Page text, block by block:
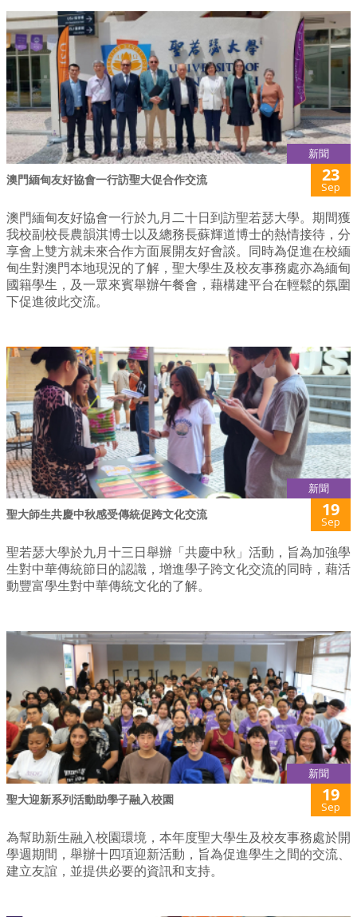
新聞
澳門緬甸友好協會一行訪聖大促合作交流 23
Sep
澳門緬甸友好協會一行於九月二十日到訪聖若瑟大學。期間獲
我校副校長農韻淇博士以及總務長蘇輝道博士的熱情接待，分
享會上雙方就未來合作方面展開友好會談。同時為促進在校緬
甸生對澳門本地現況的了解，聖大學生及校友事務處亦為緬甸
國籍學生，及一眾來賓舉辦午餐會，藉構建平台在輕鬆的氛圍
下促進彼此交流。
新聞
聖大師生共慶中秋感受傳統促跨文化交流 19
Sep
聖若瑟大學於九月十三日舉辦「共慶中秋」活動，旨為加強學
生對中華傳統節日的認識，增進學子跨文化交流的同時，藉活
動豐富學生對中華傳統文化的了解。
新聞
聖大迎新系列活動助學子融入校園 19
Sep
為幫助新生融入校園環境，本年度聖大學生及校友事務處於開
學週期間，舉辦十四項迎新活動，旨為促進學生之間的交流、
建立友誼，並提供必要的資訊和支持。